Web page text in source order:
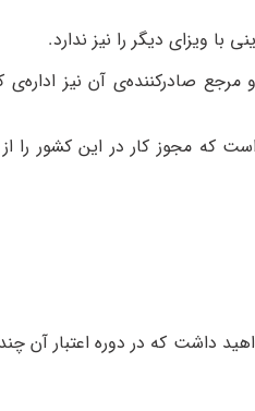
صادرکننده‌ی آن نیز اداره‌ی
افرادی است که مجوز کار در این کشور
داشت که در دوره اعتبار آن